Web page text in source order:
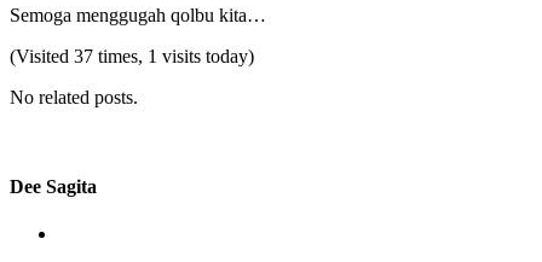
Semoga menggugah qolbu kita…
(Visited 37 times, 1 visits today)
No related posts.
Dee Sagita